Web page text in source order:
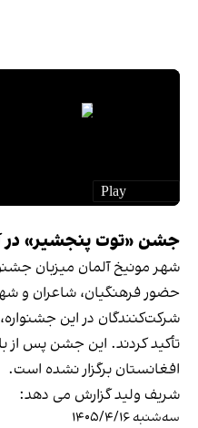
جشن «توت پنجشیر» در
شهر مونیخ آلمان میزبان
حضور فرهنگیان، شاعران و
شرکت‌کنندگان در این
تأکید کردند. این جشن پس از
افغانستان برگزار نشده است.
شریف ولید گزارش می دهد:
سه‌شنبه ۱۴۰۵/۴/۱۶